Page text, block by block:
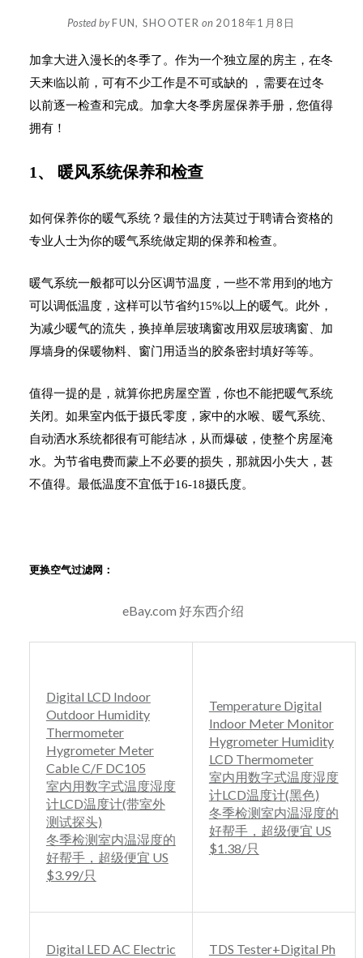
Posted byFUN, SHOOTER on 2018年1月8日
加拿大进入漫长的冬季了。作为一个独立屋的房主，在冬
天来临以前，可有不少工作是不可或缺的 ，需要在过冬
以前逐一检查和完成。加拿大冬季房屋保养手册，您值得
拥有！
1、 暖风系统保养和检查
如何保养你的暖气系统？最佳的方法莫过于聘请合资格的
专业人士为你的暖气系统做定期的保养和检查。
暖气系统一般都可以分区调节温度，一些不常用到的地方
可以调低温度，这样可以节省约15%以上的暖气。此外，
为减少暖气的流失，换掉单层玻璃窗改用双层玻璃窗、加
厚墙身的保暖物料、窗门用适当的胶条密封填好等等。
值得一提的是，就算你把房屋空置，你也不能把暖气系统
关闭。如果室内低于摄氏零度，家中的水喉、暖气系统、
自动洒水系统都很有可能结冰，从而爆破，使整个房屋淹
水。为节省电费而蒙上不必要的损失，那就因小失大，甚
不值得。最低温度不宜低于16-18摄氏度。
更换空气过滤网：
eBay.com 好东西介绍
Digital LCD Indoor
Outdoor Humidity
Thermometer
Hygrometer Meter
Cable C/F DC105
室内用数字式温度湿度
计LCD温度计(带室外
测试探头)
冬季检测室内温湿度的
好帮手，超级便宜 US
$3.99/只
Temperature Digital
Indoor Meter Monitor
Hygrometer Humidity
LCD Thermometer
室内用数字式温度湿度
计LCD温度计(黑色)
冬季检测室内温湿度的
好帮手，超级便宜 US
$1.38/只
Digital LED AC Electric
TDS Tester+Digital Ph